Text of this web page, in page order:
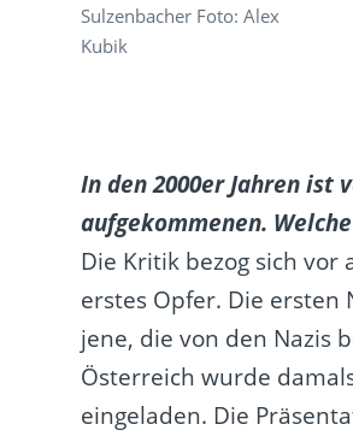
Sulzenbacher Foto: Alex
Kubik
In den 2000er Jahren
aufgekommenen.
Die Kritik bezog sich
erstes Opfer. Die
jene, die von den Nazis
Österreich wurde
eingeladen. Die